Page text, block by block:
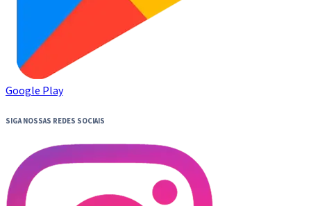
Google Play
SIGA NOSSAS REDES SOCIAIS